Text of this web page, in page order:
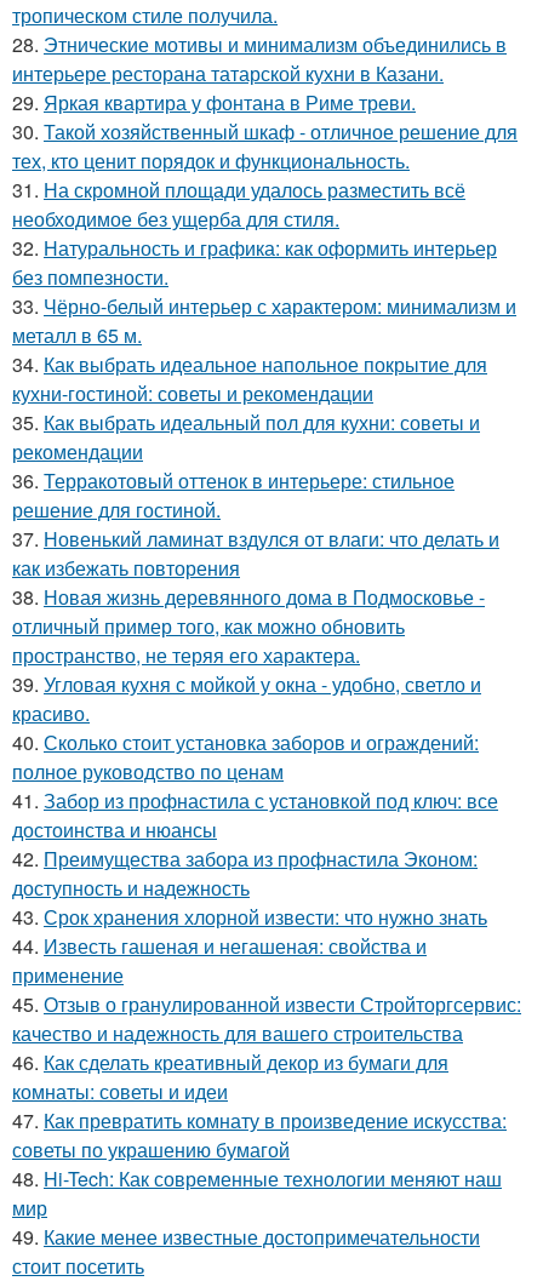
тропическом стиле получила.
28. Этнические мотивы и минимализм объединились в
интерьере ресторана татарской кухни в Казани.
29. Яркая квартира у фонтана в Риме треви.
30. Такой хозяйственный шкаф - отличное решение для
тех, кто ценит порядок и функциональность.
31. На скромной площади удалось разместить всё
необходимое без ущерба для стиля.
32. Натуральность и графика: как оформить интерьер
без помпезности.
33. Чёрно-белый интерьер с характером: минимализм и
металл в 65 м.
34. Как выбрать идеальное напольное покрытие для
кухни-гостиной: советы и рекомендации
35. Как выбрать идеальный пол для кухни: советы и
рекомендации
36. Терракотовый оттенок в интерьере: стильное
решение для гостиной.
37. Новенький ламинат вздулся от влаги: что делать и
как избежать повторения
38. Новая жизнь деревянного дома в Подмосковье -
отличный пример того, как можно обновить
пространство, не теряя его характера.
39. Угловая кухня с мойкой у окна - удобно, светло и
красиво.
40. Сколько стоит установка заборов и ограждений:
полное руководство по ценам
41. Забор из профнастила с установкой под ключ: все
достоинства и нюансы
42. Преимущества забора из профнастила Эконом:
доступность и надежность
43. Срок хранения хлорной извести: что нужно знать
44. Известь гашеная и негашеная: свойства и
применение
45. Отзыв о гранулированной извести Стройторгсервис:
качество и надежность для вашего строительства
46. Как сделать креативный декор из бумаги для
комнаты: советы и идеи
47. Как превратить комнату в произведение искусства:
советы по украшению бумагой
48. Hi-Tech: Как современные технологии меняют наш
мир
49. Какие менее известные достопримечательности
стоит посетить